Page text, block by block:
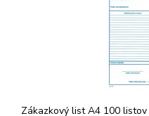
Zákazkový list A4 100 listov